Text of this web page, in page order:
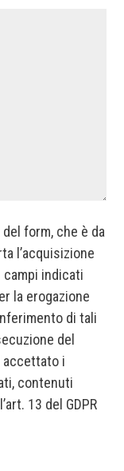
form, che è da
l’acquisizione
campi indicati
la erogazione
di tali
del
accettato i
contenuti
13 del GDPR